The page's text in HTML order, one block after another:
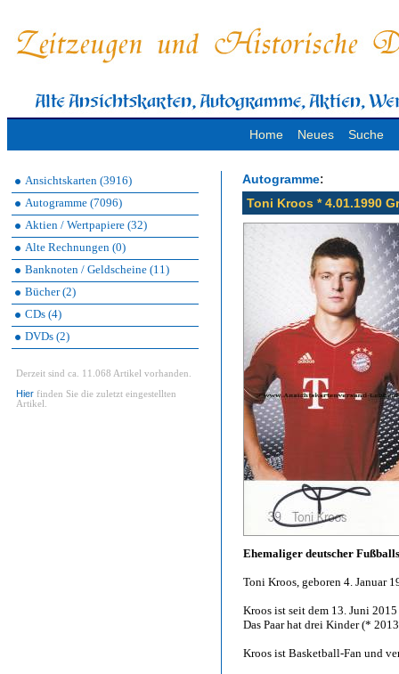
Home Neues Suche
Ansichtskarten (3916)
Autogramme (7096)
Aktien / Wertpapiere (32)
Alte Rechnungen (0)
Banknoten / Geldscheine (11)
Bücher (2)
CDs (4)
DVDs (2)
Derzeit sind ca. 11.068 Artikel vorhanden.
Hier finden Sie die zuletzt eingestellten
Artikel.
Autogramme:
Toni Kroos * 4.01.1990
Ehemaliger deutscher
Toni Kroos, geboren 4. Januar
Kroos ist seit dem 13. Juni
Das Paar hat drei Kinder (*
Kroos ist Basketball-Fan und